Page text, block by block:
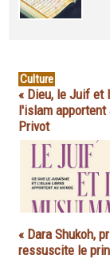
Culture
« Dieu, le Juif et
l'islam apportent
Privot
« Dara Shukoh,
ressuscite le